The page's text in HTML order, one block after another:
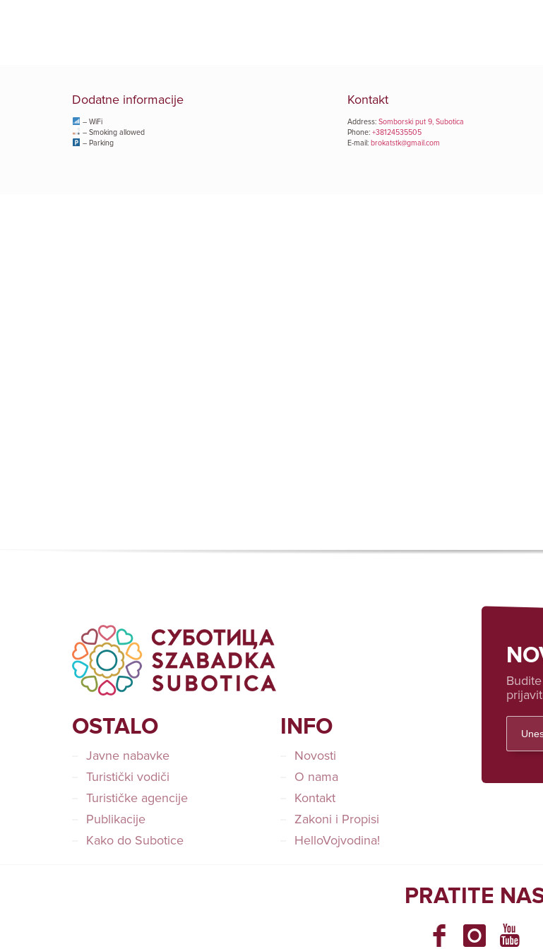
Dodatne informacije
– WiFi
– Smoking allowed
– Parking
Kontakt
Address: Somborski put 9, Subotica
Phone: +38124535505
E-mail: brokatstk@gmail.com
OSTALO
Javne nabavke
Turistički vodiči
Turističke agencije
Publikacije
Kako do Subotice
INFO
Novosti
O nama
Kontakt
Zakoni i Propisi
HelloVojvodina!
PRATITE